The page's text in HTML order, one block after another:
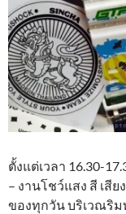
ตั้งแต่เวลา 16.30-
– งานโชว์แสง สี เสีย
ของทุกวัน บริเวณริม